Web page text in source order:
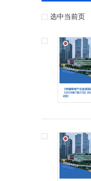
选中当前页